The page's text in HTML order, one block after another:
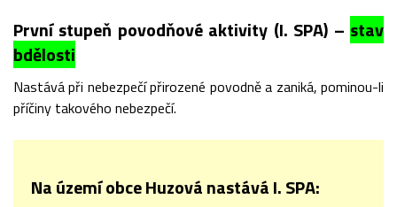
První stupeň povodňové aktivity (I. SPA) – stav
bdělosti
Nastává při nebezpečí přirozené povodně a zaniká, pominou-li
příčiny takového nebezpečí.
Na území obce Huzová nastává I. SPA: